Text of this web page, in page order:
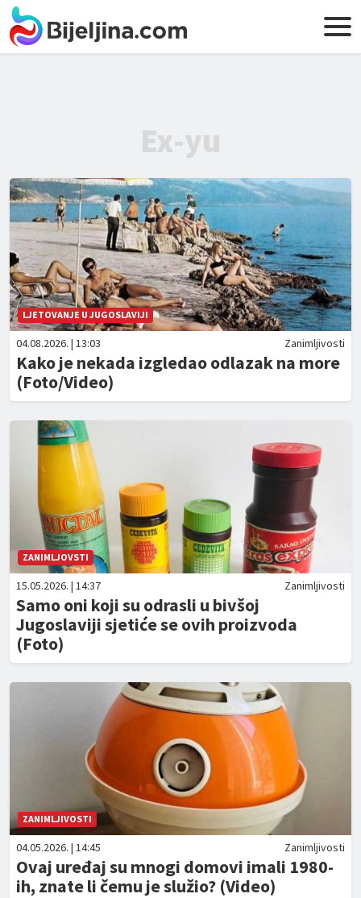
Ex-yu
LJETOVANJE U JUGOSLAVIJI
04.08.2026. | 13:03 Zanimljivosti
Kako je nekada izgledao odlazak na more
(Foto/Video)
ZANIMLJOVSTI
15.05.2026. | 14:37 Zanimljivosti
Samo oni koji su odrasli u bivšoj
Jugoslaviji sjetiće se ovih proizvoda
(Foto)
ZANIMLJIVOSTI
04.05.2026. | 14:45 Zanimljivosti
Ovaj uređaj su mnogi domovi imali 1980-
ih, znate li čemu je služio? (Video)